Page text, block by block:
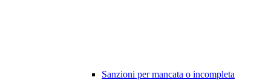
Sanzioni per mancata o incompleta